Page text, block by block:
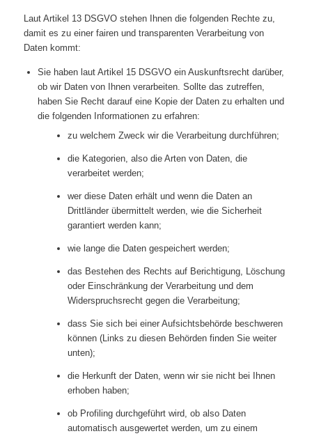
Laut Artikel 13 DSGVO stehen Ihnen die folgenden Rechte zu,
damit es zu einer fairen und transparenten Verarbeitung von
Daten kommt:
Sie haben laut Artikel 15 DSGVO ein Auskunftsrecht darüber,
ob wir Daten von Ihnen verarbeiten. Sollte das zutreffen,
haben Sie Recht darauf eine Kopie der Daten zu erhalten und
die folgenden Informationen zu erfahren:
zu welchem Zweck wir die Verarbeitung durchführen;
die Kategorien, also die Arten von Daten, die
verarbeitet werden;
wer diese Daten erhält und wenn die Daten an
Drittländer übermittelt werden, wie die Sicherheit
garantiert werden kann;
wie lange die Daten gespeichert werden;
das Bestehen des Rechts auf Berichtigung, Löschung
oder Einschränkung der Verarbeitung und dem
Widerspruchsrecht gegen die Verarbeitung;
dass Sie sich bei einer Aufsichtsbehörde beschweren
können (Links zu diesen Behörden finden Sie weiter
unten);
die Herkunft der Daten, wenn wir sie nicht bei Ihnen
erhoben haben;
ob Profiling durchgeführt wird, ob also Daten
automatisch ausgewertet werden, um zu einem